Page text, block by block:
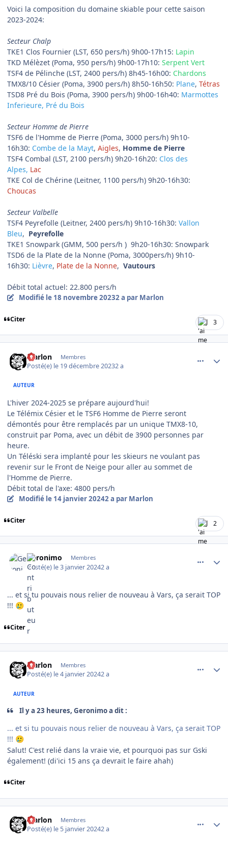
Voici la composition du domaine skiable pour cette saison
2023-2024:
Secteur Chalp
TKE1 Clos Fournier (LST, 650 pers/h) 9h00-17h15: Lapin
TKD Mélèzet (Poma, 950 pers/h) 9h00-17h10: Serpent Vert
TSF4 de Pélinche (LST, 2400 pers/h) 8h45-16h00: Chardons
TMX8/10 Césier (Poma, 3900 pers/h) 8h50-16h50: Plane, Tétras
TSD8 Pré du Bois (Poma, 3900 pers/h) 9h00-16h40: Marmottes
Inferieure, Pré du Bois
Secteur Homme de Pierre
TSF6 de l'Homme de Pierre (Poma, 3000 pers/h) 9h10-
16h30: Combe de la Mayt, Aigles, Homme de Pierre
TSF4 Combal (LST, 2100 pers/h) 9h20-16h20: Clos des
Alpes, Lac
TKE Col de Chérine (Leitner, 1100 pers/h) 9h20-16h30:
Choucas
Secteur Valbelle
TSF4 Peyrefolle (Leitner, 2400 pers/h) 9h10-16h30: Vallon
Bleu, Peyrefolle
TKE1 Snowpark (GMM, 500 pers/h ) 9h20-16h30: Snowpark
TSD6 de la Plate de la Nonne (Poma, 3000pers/h) 9h10-
16h30: Lièvre, Plate de la Nonne, Vautours
Débit total actuel: 22.800 pers/h
Modifié le 18 novembre 20232 a par Marlon
Citer 3
Marlon Membres
Posté(e) le 19 décembre 20232 a
AUTEUR
L'hiver 2024-2025 se prépare aujourd'hui!
Le Télémix Césier et le TSF6 Homme de Pierre seront
démontés pour être remplacés par un unique TMX8-10,
construit par Poma, avec un débit de 3900 personnes par
heure.
Un Téléski sera implanté pour les skieurs ne voulant pas
revenir sur le Front de Neige pour aller au sommet de
l'Homme de Pierre.
Débit total de l'axe: 4800 pers/h
Modifié le 14 janvier 20242 a par Marlon
Citer 2
Geronimo Membres
Posté(e) le 3 janvier 20242 a
... et si tu pouvais nous relier de nouveau à Vars, ça serait TOP
!!! 🥲
Citer
Marlon Membres
Posté(e) le 4 janvier 20242 a
AUTEUR
Il y a 23 heures, Geronimo a dit :
... et si tu pouvais nous relier de nouveau à Vars, ça serait TOP
!!! 🥲
Salut! C'est relié dans la vraie vie, et pourquoi pas sur Gski
également! (di'ici 15 ans ça devrait le faire ahah)
Citer
Marlon Membres
Posté(e) le 5 janvier 20242 a